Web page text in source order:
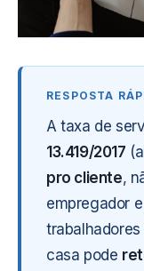
A taxa de
13.419/2017
pro cliente,
empregador
casa pode